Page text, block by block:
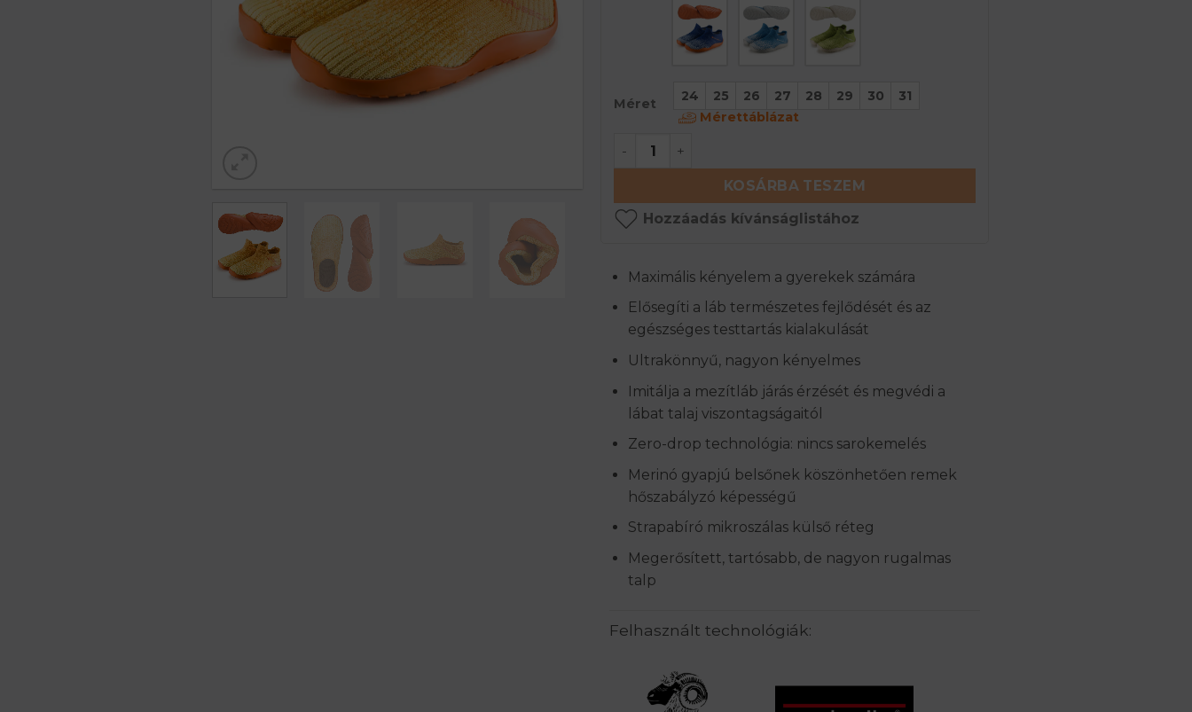
Méret 24 25 26 27 28 29 30
31
Mérettáblázat
BAREFOOT Gyermek merinó gyapjú mezítlábas cipő - Narancs mennyiség
KOSÁRBA TESZEM
Hozzáadás kívánságlistához
Maximális kényelem a gyerekek számára
Elősegíti a láb természetes fejlődését és az
egészséges testtartás kialakulását
Ultrakönnyű, nagyon kényelmes
Imitálja a mezítláb járás érzését és megvédi a
lábat talaj viszontagságaitól
Zero-drop technológia: nincs sarokemelés
Merinó gyapjú belsőnek köszönhetően remek
hőszabályzó képességű
Strapabíró mikroszálas külső réteg
Megerősített, tartósabb, de nagyon rugalmas
talp
Felhasznált technológiák: